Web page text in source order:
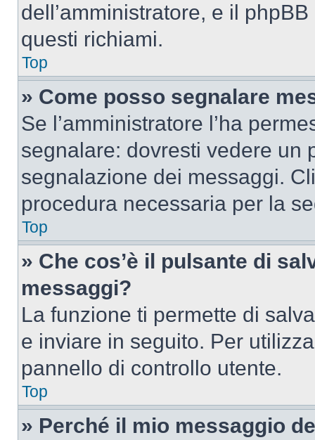
dell’amministratore, e il
questi richiami.
Top
» Come posso segnalare
Se l’amministratore l’ha
segnalare: dovresti vedere un
segnalazione dei messaggi.
procedura necessaria per la
Top
» Che cos’è il pulsante di
messaggi?
La funzione ti permette di
e inviare in seguito. Per
pannello di controllo utente.
Top
» Perché il mio messaggio